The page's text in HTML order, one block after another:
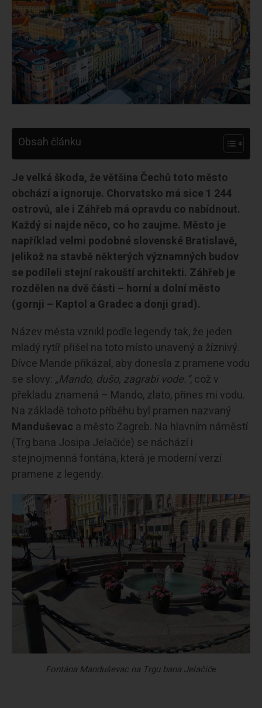
Obsah článku
Je velká škoda, že většina Čechů toto město
obchází a ignoruje. Chorvatsko má sice 1 244
ostrovů, ale i Záhřeb má opravdu co nabídnout.
Každý si najde něco, co ho zaujme. Město je
například velmi podobné slovenské Bratislavě,
jelikož na stavbě některých významných budov
se podíleli stejní rakouští architekti. Záhřeb je
rozdělen na dvě části – horní a dolní město
(gornji – Kaptol a Gradec a donji grad).
Název města vznikl podle legendy tak, že jeden
mladý rytíř přišel na toto místo unavený a žíznivý.
Dívce Mande přikázal, aby donesla z pramene vodu
se slovy: „Mando, dušo, zagrabi vode.“, což v
překladu znamená – Mando, zlato, přines mi vodu.
Na základě tohoto příběhu byl pramen nazvaný
Manduševac a město Zagreb. Na hlavním náměstí
(Trg bana Josipa Jelačiće) se náchází i
stejnojmenná fontána, která je moderní verzí
pramene z legendy.
Fontána Manduševac na Trgu bana Jelačiće